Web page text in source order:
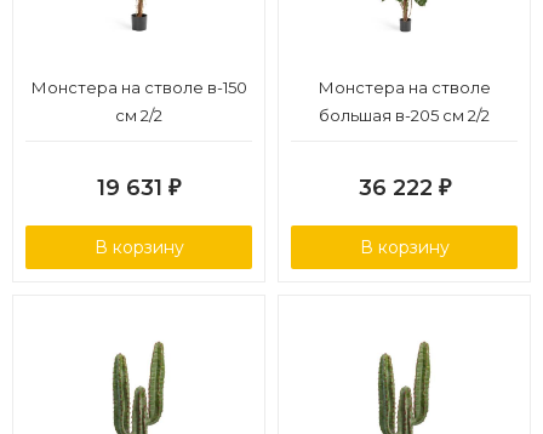
Монстера на стволе в-150
см 2/2
19 631 ₽
В корзину
Монстера на стволе
большая в-205 см 2/2
36 222 ₽
В корзину